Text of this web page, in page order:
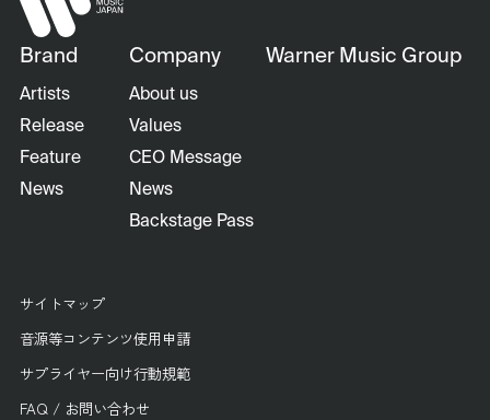
Brand
Artists
Release
Feature
News
Company
About us
Values
CEO Message
News
Backstage Pass
Warner Music Group
サイトマップ
音源等コンテンツ使用申請
サプライヤー向け行動規範
FAQ / お問い合わせ